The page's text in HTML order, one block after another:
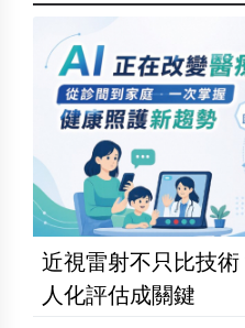
近視雷射不只比技
人化評估成關鍵